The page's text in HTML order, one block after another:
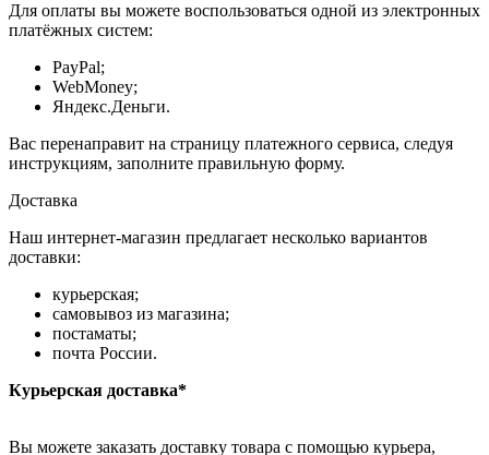
Для оплаты вы можете воспользоваться одной из электронных
платёжных систем:
PayPal;
WebMoney;
Яндекс.Деньги.
Вас перенаправит на страницу платежного сервиса, следуя
инструкциям, заполните правильную форму.
Доставка
Наш интернет-магазин предлагает несколько вариантов
доставки:
курьерская;
самовывоз из магазина;
постаматы;
почта России.
Курьерская доставка*
Вы можете заказать доставку товара с помощью курьера,